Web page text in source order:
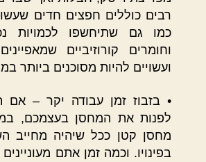
רבים כוללים חפצים חדים
כמו גם שתיחשפו לכמויות
וחומרים קורוזיביים
ועשויים להיות מסוכנים ביותר
• בזבוז זמן עבודה יקר – אם
לפנות את המחסן בעצמכם,
מחסן קטן ככל שיהיה מחייב
בפינויו. וכמה זמן אתם